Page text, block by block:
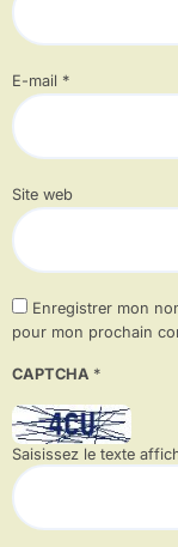
E-mail *
Site web
Enregistrer mon
pour mon prochain
CAPTCHA *
Saisissez le texte